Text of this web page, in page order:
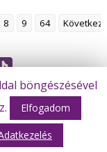
8 9 64
böngészésével
Elfogadom